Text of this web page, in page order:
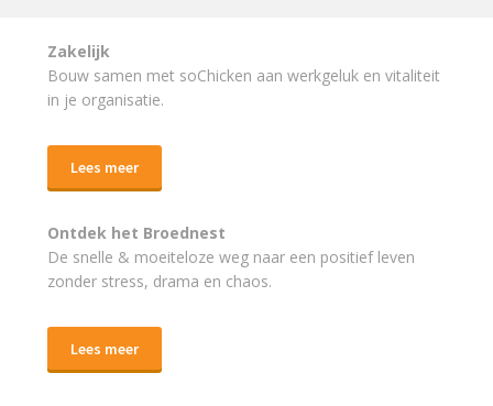
Zakelijk
Bouw samen met soChicken aan werkgeluk en vitaliteit
in je organisatie.
Lees meer
Ontdek het Broednest
De snelle & moeiteloze weg naar een positief leven
zonder stress, drama en chaos.
Lees meer